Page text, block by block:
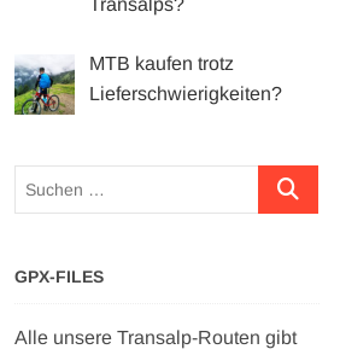
MTB kaufen trotz
Lieferschwierigkeiten?
Suchen …
GPX-FILES
Alle unsere Transalp-Routen gibt